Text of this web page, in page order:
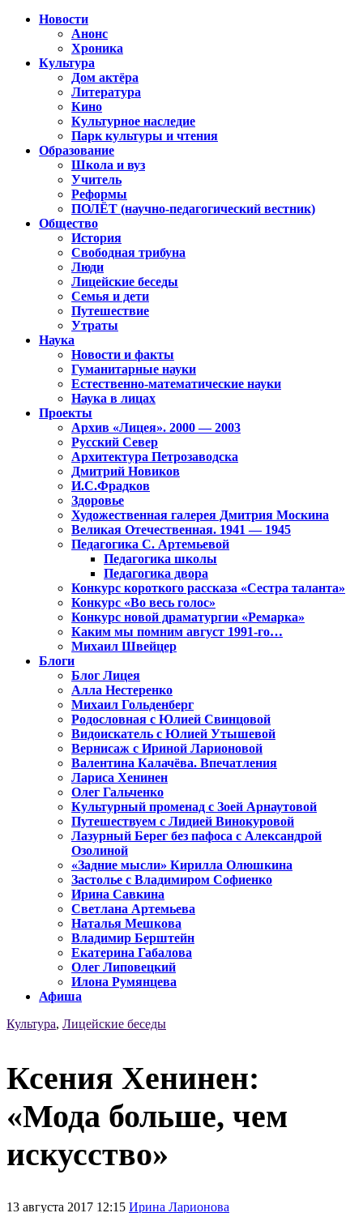
Новости
Анонс
Хроника
Культура
Дом актёра
Литература
Кино
Культурное наследие
Парк культуры и чтения
Образование
Школа и вуз
Учитель
Реформы
ПОЛЁТ (научно-педагогический вестник)
Общество
История
Свободная трибуна
Люди
Лицейские беседы
Семья и дети
Путешествие
Утраты
Наука
Новости и факты
Гуманитарные науки
Естественно-математические науки
Наука в лицах
Проекты
Архив «Лицея». 2000 — 2003
Русский Север
Архитектура Петрозаводска
Дмитрий Новиков
И.С.Фрадков
Здоровье
Художественная галерея Дмитрия Москина
Великая Отечественная. 1941 — 1945
Педагогика С. Артемьевой
Педагогика школы
Педагогика двора
Конкурс короткого рассказа «Сестра таланта»
Конкурс «Во весь голос»
Конкурс новой драматургии «Ремарка»
Каким мы помним август 1991-го…
Михаил Швейцер
Блоги
Блог Лицея
Алла Нестеренко
Михаил Гольденберг
Родословная с Юлией Свинцовой
Видоискатель с Юлией Утышевой
Вернисаж с Ириной Ларионовой
Валентина Калачёва. Впечатления
Лариса Хенинен
Олег Гальченко
Культурный променад с Зоей Арнаутовой
Путешествуем с Лидией Винокуровой
Лазурный Берег без пафоса с Александрой
Озолиной
«Задние мысли» Кирилла Олюшкина
Застолье с Владимиром Софиенко
Ирина Савкина
Светлана Артемьева
Наталья Мешкова
Владимир Берштейн
Екатерина Габалова
Олег Липовецкий
Илона Румянцева
Афиша
Культура, Лицейские беседы
Ксения Хенинен:
«Мода больше, чем
искусство»
13 августа 2017 12:15 Ирина Ларионова